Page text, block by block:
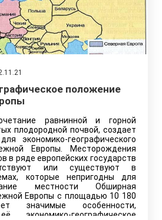
положение
равнинной и горной
плодородной почвой, создает
экономико-географического
Европы. Месторождения
в ряде европейских государств
или существуют в
которые непригодны для
местности Обширная
Европы с площадью 10 180
значимые особенности,
экономико-географическое